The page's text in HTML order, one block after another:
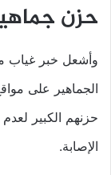
حزن
وأشعل خبر غياب
الجماهير على
حزنهم الكبير
الإصابة.